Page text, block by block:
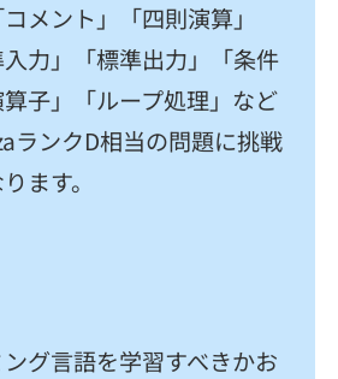
メント」「四則演算」
入力」「標準出力」「条件
子」「ループ処理」など
ランクD相当の問題に挑戦
ます。
グ言語を学習すべきかお